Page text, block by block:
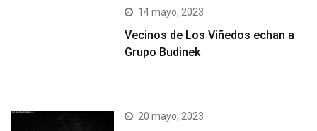
14 mayo, 2023
Vecinos de Los Viñedos echan a
Grupo Budinek
20 mayo, 2023